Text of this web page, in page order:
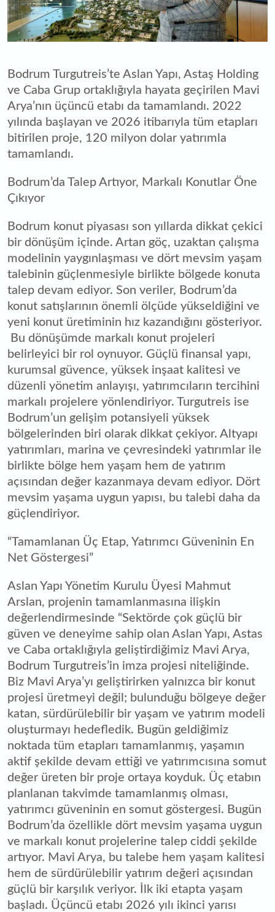
Bodrum Turgutreis’te Aslan Yapı, Astaş Holding
ve Caba Grup ortaklığıyla hayata geçirilen Mavi
Arya’nın üçüncü etabı da tamamlandı. 2022
yılında başlayan ve 2026 itibarıyla tüm etapları
bitirilen proje, 120 milyon dolar yatırımla
tamamlandı.
Bodrum’da Talep Artıyor, Markalı Konutlar Öne
Çıkıyor
Bodrum konut piyasası son yıllarda dikkat çekici
bir dönüşüm içinde. Artan göç, uzaktan çalışma
modelinin yaygınlaşması ve dört mevsim yaşam
talebinin güçlenmesiyle birlikte bölgede konuta
talep devam ediyor. Son veriler, Bodrum’da
konut satışlarının önemli ölçüde yükseldiğini ve
yeni konut üretiminin hız kazandığını gösteriyor.
Bu dönüşümde markalı konut projeleri
belirleyici bir rol oynuyor. Güçlü finansal yapı,
kurumsal güvence, yüksek inşaat kalitesi ve
düzenli yönetim anlayışı, yatırımcıların tercihini
markalı projelere yönlendiriyor. Turgutreis ise
Bodrum’un gelişim potansiyeli yüksek
bölgelerinden biri olarak dikkat çekiyor. Altyapı
yatırımları, marina ve çevresindeki yatırımlar ile
birlikte bölge hem yaşam hem de yatırım
açısından değer kazanmaya devam ediyor. Dört
mevsim yaşama uygun yapısı, bu talebi daha da
güçlendiriyor.
“Tamamlanan Üç Etap, Yatırımcı Güveninin En
Net Göstergesi”
Aslan Yapı Yönetim Kurulu Üyesi Mahmut
Arslan, projenin tamamlanmasına ilişkin
değerlendirmesinde “Sektörde çok güçlü bir
güven ve deneyime sahip olan Aslan Yapı, Astas
ve Caba ortaklığıyla geliştirdiğimiz Mavi Arya,
Bodrum Turgutreis’in imza projesi niteliğinde.
Biz Mavi Arya’yı geliştirirken yalnızca bir konut
projesi üretmeyi değil; bulunduğu bölgeye değer
katan, sürdürülebilir bir yaşam ve yatırım modeli
oluşturmayı hedefledik. Bugün geldiğimiz
noktada tüm etapları tamamlanmış, yaşamın
aktif şekilde devam ettiği ve yatırımcısına somut
değer üreten bir proje ortaya koyduk. Üç etabın
planlanan takvimde tamamlanmış olması,
yatırımcı güveninin en somut göstergesi. Bugün
Bodrum’da özellikle dört mevsim yaşama uygun
ve markalı konut projelerine talep ciddi şekilde
artıyor. Mavi Arya, bu talebe hem yaşam kalitesi
hem de sürdürülebilir yatırım değeri açısından
güçlü bir karşılık veriyor. İlk iki etapta yaşam
başladı. Üçüncü etabı 2026 yılı ikinci yarısı